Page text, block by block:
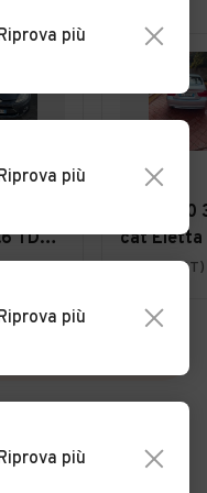
TDCi
€ 6.300
Bmw 320
cat Eletta
Catania (CT)
più
più
più
più